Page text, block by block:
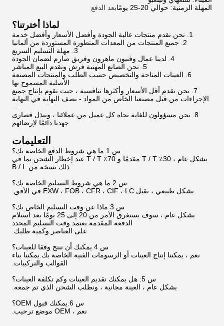
المهلة الزمنية: حوالي 20-25 يومًا
بعد الدفع
لماذا أخترتنا؟
1. نحن نقدم منتجات عالية الجودة وأفضل الأسعار وأفضل خدمة
2. جميع المنتجات من المعدات المتطورة المستوردة من ألمانيا
3. مهلة التسليم السريع
4. لدينا عمال وفنيون ماهرون وفريق صارم لضمان الجودة
5. نحن الصانع المهنية فرش ونقدم البيع المباشر
6. العينات المتاحة والتخصيص حسب الطلب والمنتجات المصنعة
الأصلية المسموح بها
7. نحن نقدم أقل الأسعار وأكثرها تنافسية ، حيث نقوم بإنتاج جميع
الإجراءات من قبل مصنعنا الخاص من المواد - نصف النهاية في النهاية
...
8. نحن مسؤولون للغاية تجاه كل عميل من عملائنا ، ونبذل قصارى
جهدنا دائمًا لإرضائهم
التعليمات
س 1.ما هي شروط الدفع الخاصة بك؟
بشكل عام ، 30٪ T / T مقدمًا و 70٪ T / T عند إخطار الشحن بما في
ذلك نسخة من B / L
س 2.ما هي شروط التسليم الخاصة بك؟
بشكل طبيعي ، نقبل EXW ، FOB ، CFR ، CIF ، LC في الأفق.
س 3.ماذا عن وقت التسليم الخاص بك؟
بشكل عام ، سوف يستغرق الأمر من 20 إلى 25 يومًا بعد استلام
الدفعة المقدمة.يعتمد وقت التسليم المحدد
على العناصر وكمية طلبك.
س 4.يمكنك أن تنتج وفقا للعينات؟
نعم ، يمكننا إنتاج العينات أو الرسومات الفنية الخاصة بك.يمكننا بناء
القوالب والتركيبات.
س 5: هل يمكنك تقديم العينات وكم تكلفة العينات؟
بشكل عام ، العينة مجانية ، ونطلب الشحن الذي تم جمعه.
س 6.يمكنك قبول OEM؟
نعم ، OEM موضع ترحيب.